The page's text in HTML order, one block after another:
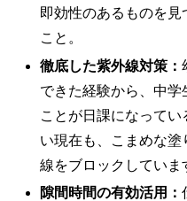
即効性のあるものを
こと。
徹底した紫外線対策：
できた経験から、中学
ことが日課になってい
い現在も、こまめな
線をブロックしていま
隙間時間の有効活用：